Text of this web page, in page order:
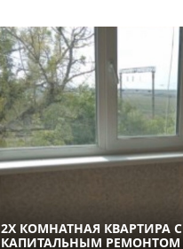
2Х КОМНАТНАЯ КВАРТИРА С
КАПИТАЛЬНЫМ РЕМОНТОМ